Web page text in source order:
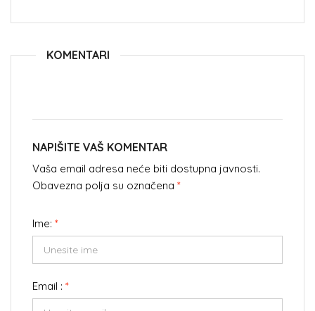
KOMENTARI
NAPIŠITE VAŠ KOMENTAR
Vaša email adresa neće biti dostupna javnosti.
Obavezna polja su označena *
Ime: *
Email : *